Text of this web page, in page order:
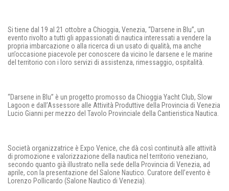
Si tiene dal 19 al 21 ottobre a Chioggia, Venezia, “Darsene in Blu”, un
evento rivolto a tutti gli appassionati di nautica interessati a vendere la
propria imbarcazione o alla ricerca di un usato di qualità, ma anche
un’occasione piacevole per conoscere da vicino le darsene e le marine
del territorio con i loro servizi di assistenza, rimessaggio, ospitalità.
“Darsene in Blu” è un progetto promosso da Chioggia Yacht Club, Slow
Lagoon e dall’Assessore alle Attività Produttive della Provincia di Venezia
Lucio Gianni per mezzo del Tavolo Provinciale della Cantieristica Nautica.
Società organizzatrice è Expo Venice, che dà così continuità alle attività
di promozione e valorizzazione della nautica nel territorio veneziano,
secondo quanto già illustrato nella sede della Provincia di Venezia, ad
aprile, con la presentazione del Salone Nautico. Curatore dell’evento è
Lorenzo Pollicardo (Salone Nautico di Venezia).